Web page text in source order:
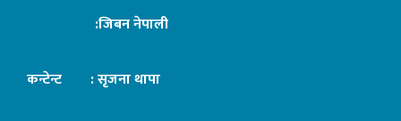
:जिबन नेपाली
कन्टेन्ट : सृजना थापा